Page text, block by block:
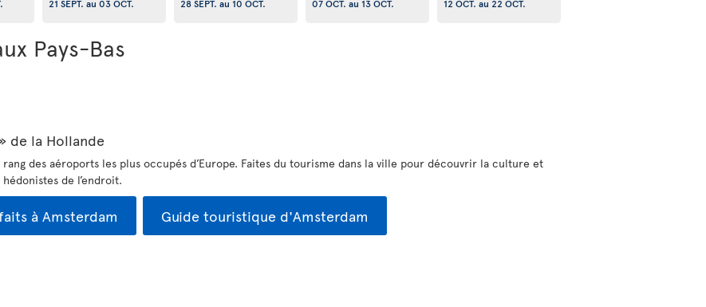
21 SEPT. au 03 OCT.
28 SEPT. au 10 OCT.
07 OCT. au 13 OCT.
12 OCT. au 22 OCT.
Pays-Bas
de la Hollande
rang des aéroports les plus occupés d’Europe. Faites du tourisme dans la ville pour découvrir la culture et
de l’endroit.
à Amsterdam Guide touristique d'Amsterdam